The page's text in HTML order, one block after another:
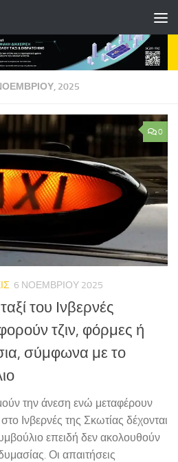
2025
0
6 ΝΟΕΜΒΡΊΟΥ 2025
του Ινβερνές
τζιν, φόρμες ή
σύμφωνα με το
την άνεση ενώ μεταφέρουν
Ινβερνές της Σκωτίας δέχονται
επειδή δεν ακολουθούν
Οι απαιτήσεις